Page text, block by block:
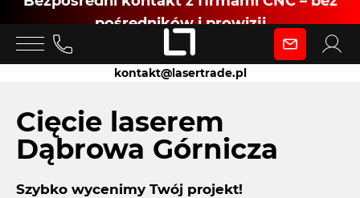
pośredników i prowizji
Zaloguj się
kontakt@lasertrade.pl
Cięcie laserem
Dąbrowa Górnicza
Szybko wycenimy Twój projekt!